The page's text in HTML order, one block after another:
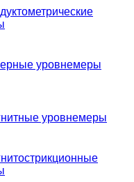
уровнемеры
уровнемеры